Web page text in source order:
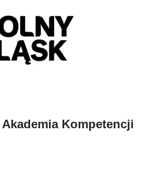
Kompetencji